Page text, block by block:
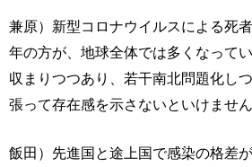
兼原）新型コロナウイルスによる死
年の方が、地球全体では多くなって
収まりつつあり、若干南北問題化し
張って存在感を示さないといけません
飯田）先進国と途上国で感染の格差が